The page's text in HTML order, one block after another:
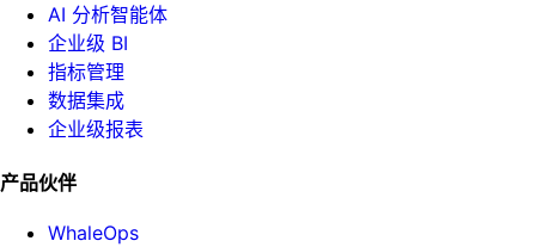
AI 分析智能体
企业级 BI
指标管理
数据集成
企业级报表
产品伙伴
WhaleOps